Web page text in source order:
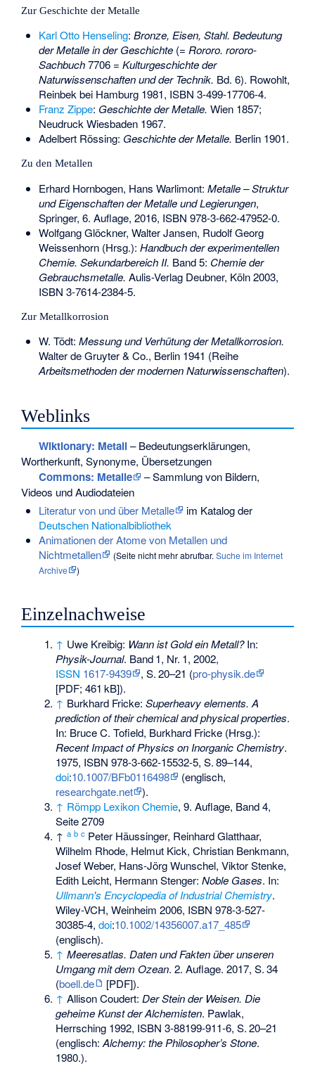
Zur Geschichte der Metalle
Karl Otto Henseling: Bronze, Eisen, Stahl. Bedeutung
der Metalle in der Geschichte(= Rororo. rororo-
Sachbuch7706 = Kulturgeschichte der
Naturwissenschaften und der Technik. Bd. 6). Rowohlt,
Reinbek bei Hamburg 1981, ISBN 3-499-17706-4.
Franz Zippe: Geschichte der Metalle. Wien 1857;
Neudruck Wiesbaden 1967.
Adelbert Rössing: Geschichte der Metalle. Berlin 1901.
Zu den Metallen
Erhard Hornbogen, Hans Warlimont: Metalle – Struktur
und Eigenschaften der Metalle und Legierungen,
Springer, 6. Auflage, 2016, ISBN 978-3-662-47952-0.
Wolfgang Glöckner, Walter Jansen, Rudolf Georg
Weissenhorn (Hrsg.): Handbuch der experimentellen
Chemie. Sekundarbereich II. Band 5: Chemie der
Gebrauchsmetalle. Aulis-Verlag Deubner, Köln 2003,
ISBN 3-7614-2384-5.
Zur Metallkorrosion
W. Tödt: Messung und Verhütung der Metallkorrosion.
Walter de Gruyter & Co., Berlin 1941 (Reihe
Arbeitsmethoden der modernen Naturwissenschaften).
Weblinks
Wiktionary: Metall– Bedeutungserklärungen,
Wortherkunft, Synonyme, Übersetzungen
Commons: Metalle
– Sammlung von Bildern,
Videos und Audiodateien
Literatur von und über Metalle
im Katalog der
Deutschen Nationalbibliothek
Animationen der Atome von Metallen und
Nichtmetallen
(Seite nicht mehr abrufbar. Suche im Internet
Archive
)
Einzelnachweise
↑ Uwe Kreibig: Wann ist Gold ein Metall?In:
Physik-Journal. Band1, Nr. 1, 2002,
ISSN 1617-9439 ,S.20–21 (pro-physik.de
[PDF;461 kB]).
↑ Burkhard Fricke:Superheavy elements. A
prediction of their chemical and physical properties.
In: Bruce C. Tofield, Burkhard Fricke (Hrsg.):
Recent Impact of Physics on Inorganic Chemistry.
1975, ISBN 978-3-662-15532-5,S.89–144,
doi:10.1007/BFb0116498
(englisch,
researchgate.net
).
↑ Römpp Lexikon Chemie, 9. Auflage, Band 4,
Seite 2709
↑a b c Peter Häussinger, Reinhard Glatthaar,
Wilhelm Rhode, Helmut Kick, Christian Benkmann,
Josef Weber, Hans-Jörg Wunschel, Viktor Stenke,
Edith Leicht, Hermann Stenger:Noble Gases. In:
Ullmann's Encyclopedia of Industrial Chemistry.
Wiley-VCH, Weinheim 2006, ISBN 978-3-527-
30385-4,doi:10.1002/14356007.a17_485
(englisch).
↑ Meeresatlas. Daten und Fakten über unseren
Umgang mit dem Ozean. 2. Auflage. 2017,S.34
(boell.de
[PDF]).
↑ Allison Coudert:Der Stein der Weisen. Die
geheime Kunst der Alchemisten. Pawlak,
Herrsching 1992, ISBN 3-88199-911-6,S.20–21
(englisch:Alchemy: the Philosopher’s Stone.
1980.).